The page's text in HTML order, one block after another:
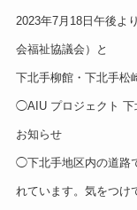
2023年7月18日午後よ
会福祉協議会）と
下北手柳館・下北手松
◯AIU プロジェクト 下
お知らせ
◯下北手地区内の道路
れています。気をつけ